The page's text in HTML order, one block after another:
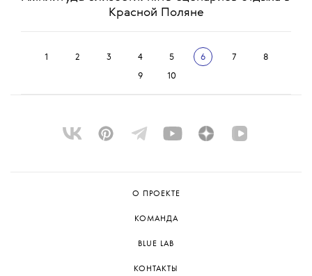
ОБРАЗ ЖИЗНИ СПЕЦПРОЕКТ